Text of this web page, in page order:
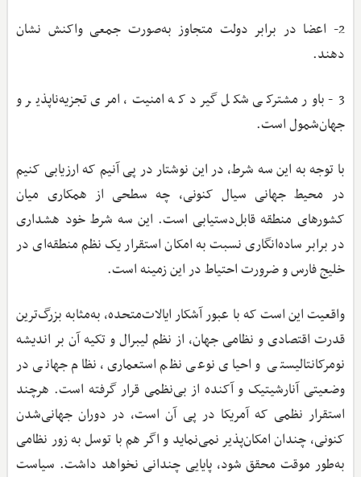
2- اعضا در برابر دولت متجاوز به‌صورت جمعی واکنش نشان
دهند.
3- باور مشترکی شکل گیرد که امنیت، امری تجزیه‌ناپذیر و
جهان‌شمول است.
با توجه به این سه شرط، در این نوشتار در پی آنیم که ارزیابی کنیم
در محیط جهانی سیال کنونی، چه سطحی از همکاری میان
کشورهای منطقه قابل‌دستیابی است. این سه شرط خود هشداری
در برابر ساده‌انگاری نسبت به امکان استقرار یک نظم منطقه‌ای در
خلیج فارس و ضرورت احتیاط در این زمینه است. ‌
واقعیت این است که با عبور آشکار ایالات‌متحده، به‌مثابه بزرگ‌ترین
قدرت اقتصادی و نظامی جهان، از نظم لیبرال و تکیه آن بر اندیشه
نومرکانتالیستی و احیای نوعی نظم استعماری، نظام جهانی در
وضعیتی آنارشیتیک و آکنده از بی‌نظمی قرار گرفته است. هرچند
استقرار نظمی که آمریکا در پی آن است، در دوران جهانی‌شدن
کنونی، چندان امکان‌پذیر نمی‌نماید و اگر هم با توسل به زور نظامی
به‌طور موقت محقق شود، پایایی چندانی نخواهد داشت. سیاست